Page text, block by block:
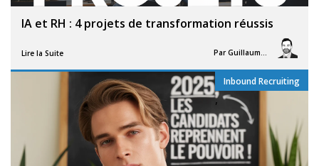
IA et RH : 4 projets de transformation réussis
Lire la Suite Par
Inbound Recruiting
,